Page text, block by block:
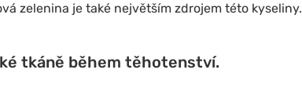
zelenina je také největším zdrojem této kyseliny.
tkáně během těhotenství.